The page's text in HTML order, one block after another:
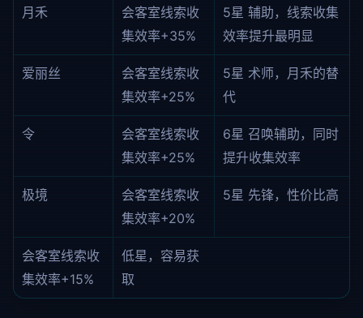
月禾
会客室线索收
集效率+35%
5星 辅助，线索收集
效率提升最明显
爱丽丝
会客室线索收
集效率+25%
5星 术师，月禾的替
代
令
会客室线索收
集效率+25%
6星 召唤辅助，同时
提升收集效率
极境
会客室线索收
集效率+20%
5星 先锋，性价比高
会客室线索收
集效率+15%
低星，容易获
取